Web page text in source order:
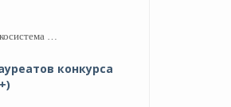
…
конкурса